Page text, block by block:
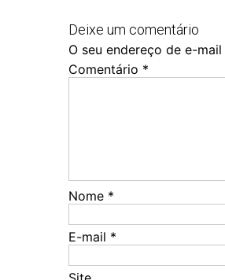
Deixe um comentário
O seu endereço de e-
Comentário *
Nome *
E-mail *